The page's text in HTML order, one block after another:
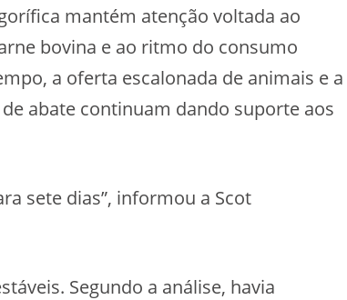
mantém atenção voltada ao
bovina e ao ritmo do consumo
a oferta escalonada de animais e a
abate continuam dando suporte aos
sete dias”, informou a Scot
Segundo a análise, havia